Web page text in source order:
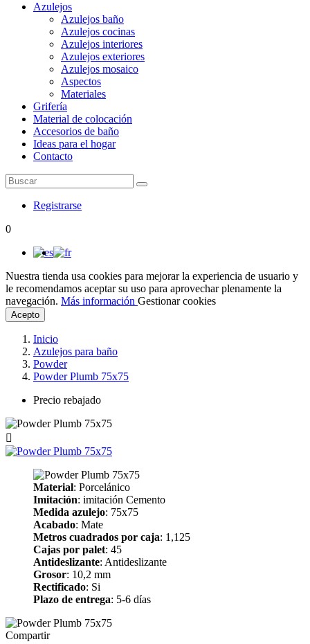
Azulejos
Azulejos baño
Azulejos cocinas
Azulejos interiores
Azulejos exteriores
Azulejos mosaico
Aspectos
Materiales
Grifería
Material de colocación
Accesorios de baño
Ideas para el hogar
Contacto
Registrarse
0
Nuestra tienda usa cookies para mejorar la experiencia de usuario y
le recomendamos aceptar su uso para aprovechar plenamente la
navegación. Más información Gestionar cookies
Acepto
Inicio
Azulejos para baño
Powder
Powder Plumb 75x75
Precio rebajado

Material: Porcelánico
Imitación: imitación Cemento
Medida azulejo: 75x75
Acabado: Mate
Metros cuadrados por caja: 1,125
Cajas por palet: 45
Antideslizante: Antideslizante
Grosor: 10,2 mm
Rectificado: Si
Plazo de entrega: 5-6 días
Compartir